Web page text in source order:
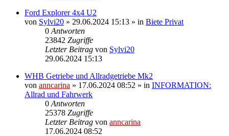
Ford Explorer 4x4 U2
von Sylvi20 » 29.06.2024 15:13 » in Biete Privat
0 Antworten
23842 Zugriffe
Letzter Beitrag von Sylvi20
29.06.2024 15:13
WHB Getriebe und Allradgetriebe Mk2
von anncarina » 17.06.2024 08:52 » in INFORMATION:
Allrad und Fahrwerk
0 Antworten
25378 Zugriffe
Letzter Beitrag von anncarina
17.06.2024 08:52